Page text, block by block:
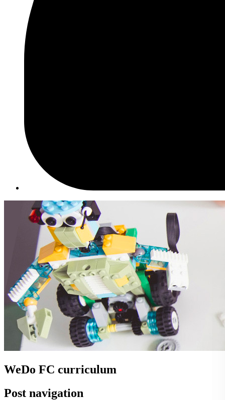
WeDo FC curriculum
Post navigation